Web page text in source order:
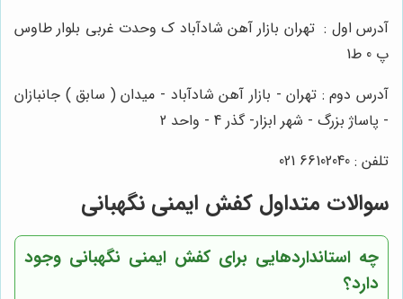
آدرس اول : تهران بازار آهن شادآباد ک وحدت غربی بلوار طاوس
پ 0 ط1
آدرس دوم : تهران - بازار آهن شادآباد - میدان ( سابق ) جانبازان
- پاساژ بزرگ - شهر ابزار- گذر 4 - واحد 2
تلفن : 66102040 021
سوالات متداول کفش ایمنی نگهبانی
چه استانداردهایی برای کفش ایمنی نگهبانی وجود
دارد؟